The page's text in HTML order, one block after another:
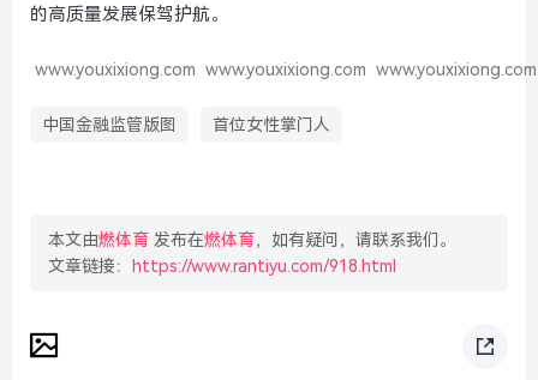
的高质量发展保驾护航。
www.youxixiong.com www.youxixiong.com www.youxixiong.com
中国金融监管版图 首位女性掌门人
本文由燃体育 发布在燃体育，如有疑问，请联系我们。
文章链接：
https://www.rantiyu.com/918.html